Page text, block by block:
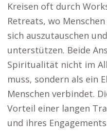
Kreisen oft durch
Retreats, wo
sich auszutauschen
unterstützen. Beide
Spiritualität nicht im
muss, sondern als ein
Menschen verbindet.
Vorteil einer langen
und ihres